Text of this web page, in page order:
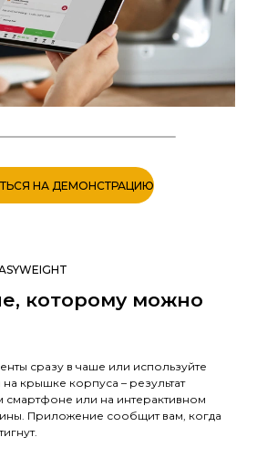
НА ДЕМОНСТРАЦИЮ
которому можно
сразу в чаше или используйте
крышке корпуса – результат
смартфоне или на интерактивном
Приложение сообщит вам, когда